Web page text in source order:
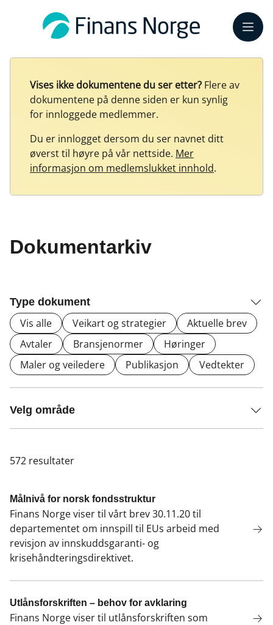
Meny
Vises ikke dokumentene du ser etter? Flere av
dokumentene på denne siden er kun synlig
for innloggede medlemmer.
Du er innlogget dersom du ser navnet ditt
øverst til høyre på vår nettside. Mer
informasjon om medlemslukket innhold.
Dokumentarkiv
Type dokument
Vis alle Veikart og strategier
Aktuelle brev
Avtaler
Bransjenormer
Høringer
Maler og veiledere
Publikasjon Vedtekter
Velg område
572 resultater
Målnivå for norsk fondsstruktur
Finans Norge viser til vårt brev 30.11.20 til
departementet om innspill til EUs arbeid med
revisjon av innskuddsgaranti- og
krisehåndteringsdirektivet.
Utlånsforskriften – behov for avklaring
Finans Norge viser til utlånsforskriften som